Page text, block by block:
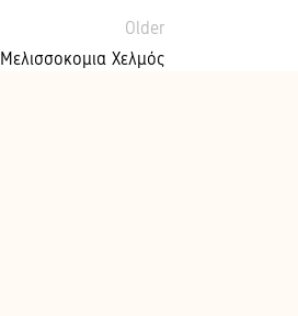
Older
Μελισσοκομια Χελμός